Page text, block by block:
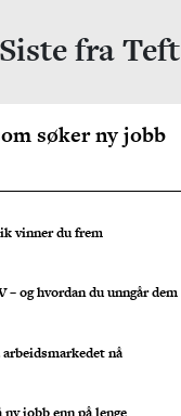
Siste fra Teft
søker ny jobb
vinner du frem
– og hvordan du unngår dem
nå